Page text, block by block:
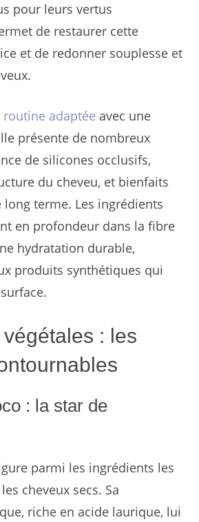
pour leurs vertus
de restaurer cette
et de redonner souplesse et
routine adaptée avec une
présente de nombreux
de silicones occlusifs,
du cheveu, et bienfaits
terme. Les ingrédients
en profondeur dans la fibre
hydratation durable,
produits synthétiques qui
: les
: la star de
parmi les ingrédients les
cheveux secs. Sa
riche en acide laurique, lui